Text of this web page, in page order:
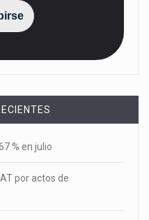
% en julio
por actos de